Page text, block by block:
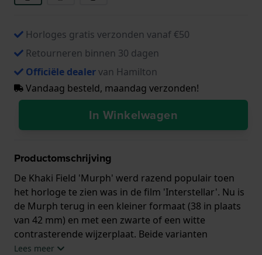
Horloges gratis verzonden vanaf €50
Retourneren binnen 30 dagen
Officiële dealervan Hamilton
Vandaag besteld, maandag verzonden!
In Winkelwagen
Productomschrijving
De Khaki Field 'Murph' werd razend populair toen
het horloge te zien was in de film 'Interstellar'. Nu is
de Murph terug in een kleiner formaat (38 in plaats
van 42 mm) en met een zwarte of een witte
contrasterende wijzerplaat. Beide varianten
vertegenwoordigen het eindeloze universum dat
Lees meer